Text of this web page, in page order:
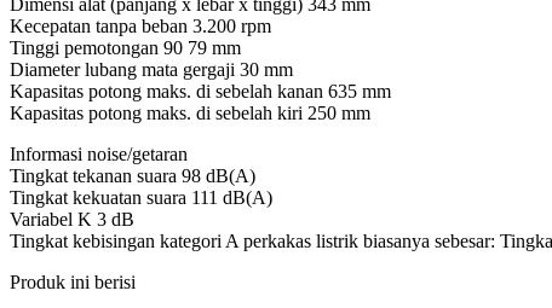
Dimensi alat (panjang x lebar x tinggi) 343 mm
Kecepatan tanpa beban 3.200 rpm
Tinggi pemotongan 90 79 mm
Diameter lubang mata gergaji 30 mm
Kapasitas potong maks. di sebelah kanan 635 mm
Kapasitas potong maks. di sebelah kiri 250 mm
Informasi noise/getaran
Tingkat tekanan suara 98 dB(A)
Tingkat kekuatan suara 111 dB(A)
Variabel K 3 dB
Tingkat kebisingan kategori A perkakas listrik biasanya sebesar:
Produk ini berisi